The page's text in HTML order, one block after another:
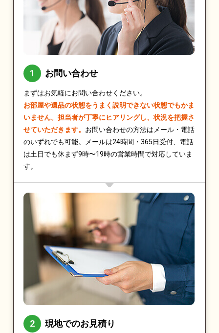
お問い合わせ
まずはお気軽にお問い合わせください。
お部屋や遺品の状態をうまく説明できない状態でもかま
いません。担当者が丁寧にヒアリングし、状況を把握さ
せていただきます。 お問い合わせの方法はメール・電話
のいずれでも可能。メールは24時間・365日受付、電話
は土日でも休まず9時〜19時の営業時間で対応していま
す。
現地でのお見積り